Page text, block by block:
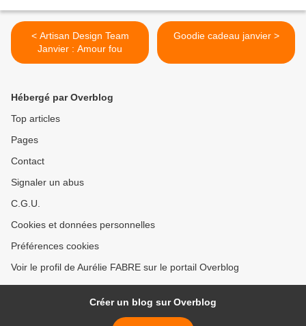
< Artisan Design Team
Janvier : Amour fou
Goodie cadeau janvier >
Hébergé par Overblog
Top articles
Pages
Contact
Signaler un abus
C.G.U.
Cookies et données personnelles
Préférences cookies
Voir le profil de Aurélie FABRE sur le portail Overblog
Créer un blog sur Overblog